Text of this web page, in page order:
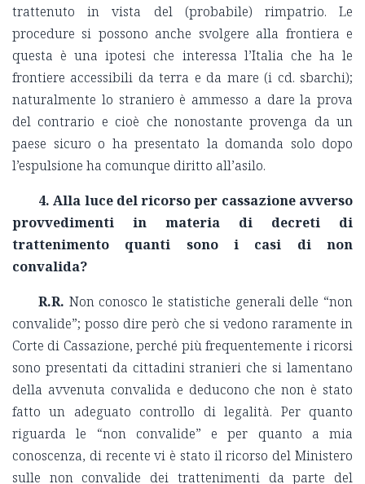
trattenuto in vista del (probabile) rimpatrio. Le
procedure si possono anche svolgere alla frontiera e
questa è una ipotesi che interessa l’Italia che ha le
frontiere accessibili da terra e da mare (i cd. sbarchi);
naturalmente lo straniero è ammesso a dare la prova
del contrario e cioè che nonostante provenga da un
paese sicuro o ha presentato la domanda solo dopo
l’espulsione ha comunque diritto all’asilo.
4. Alla luce del ricorso per cassazione avverso
provvedimenti in materia di decreti di
trattenimento quanti sono i casi di non
convalida?
R.R. Non conosco le statistiche generali delle “non
convalide”; posso dire però che si vedono raramente in
Corte di Cassazione, perché più frequentemente i ricorsi
sono presentati da cittadini stranieri che si lamentano
della avvenuta convalida e deducono che non è stato
fatto un adeguato controllo di legalità. Per quanto
riguarda le “non convalide” e per quanto a mia
conoscenza, di recente vi è stato il ricorso del Ministero
sulle non convalide dei trattenimenti da parte del